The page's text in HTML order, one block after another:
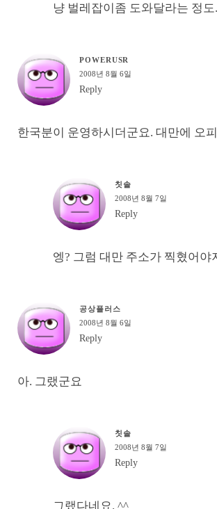
냥 벌레잡이좀 도와달라는 정도
POWERUSR
2008년 8월 6일
Reply
한국분이 운영하시더군요. 대만에 오
칫솔
2008년 8월 7일
Reply
엥? 그럼 대만 주소가 찍혔어야
공상플러스
2008년 8월 6일
Reply
아. 그랬군요
칫솔
2008년 8월 7일
Reply
그랬다네요. ^^